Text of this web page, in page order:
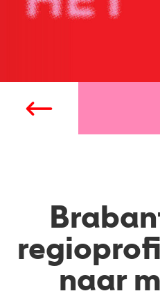
naar